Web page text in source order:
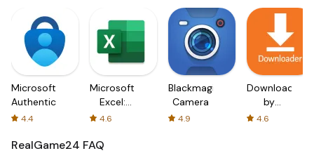
Microsoft
Authenticator
4.4
Microsoft
Excel:
Spreadsheets
4.6
Blackmagic
Camera
4.9
Downloader
by
AFTVnews
4.6
RealGame24 FAQ